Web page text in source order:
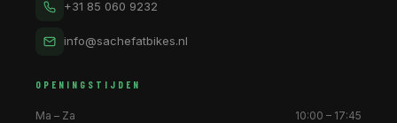
+31 85 060 9232
info@sachefatbikes.nl
OPENINGSTIJDEN
Ma – Za 10:00 – 17:45